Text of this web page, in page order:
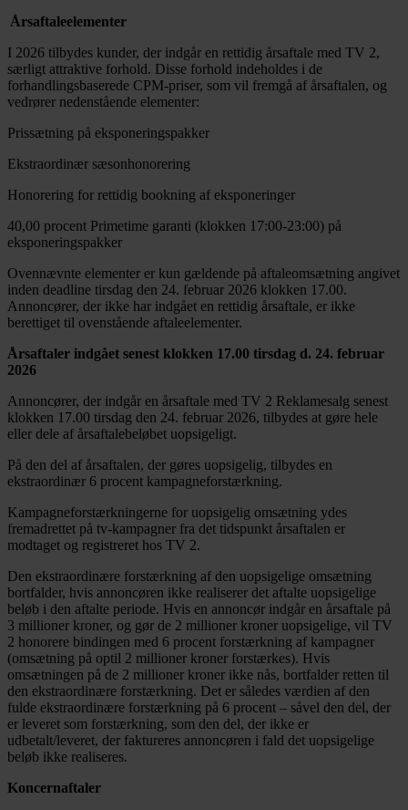
Årsaftaleelementer
I 2026 tilbydes kunder, der indgår en rettidig årsaftale med TV 2,
særligt attraktive forhold. Disse forhold indeholdes i de
forhandlingsbaserede CPM-priser, som vil fremgå af årsaftalen, og
vedrører nedenstående elementer:
Prissætning på eksponeringspakker
Ekstraordinær sæsonhonorering
Honorering for rettidig bookning af eksponeringer
40,00 procent Primetime garanti (klokken 17:00-23:00) på
eksponeringspakker
Ovennævnte elementer er kun gældende på aftaleomsætning angivet
inden deadline tirsdag den 24. februar 2026 klokken 17.00.
Annoncører, der ikke har indgået en rettidig årsaftale, er ikke
berettiget til ovenstående aftaleelementer.
Årsaftaler indgået senest klokken 17.00 tirsdag d. 24. februar
2026
Annoncører, der indgår en årsaftale med TV 2 Reklamesalg senest
klokken 17.00 tirsdag den 24. februar 2026, tilbydes at gøre hele
eller dele af årsaftalebeløbet uopsigeligt.
På den del af årsaftalen, der gøres uopsigelig, tilbydes en
ekstraordinær 6 procent kampagneforstærkning.
Kampagneforstærkningerne for uopsigelig omsætning ydes
fremadrettet på tv-kampagner fra det tidspunkt årsaftalen er
modtaget og registreret hos TV 2.
Den ekstraordinære forstærkning af den uopsigelige omsætning
bortfalder, hvis annoncøren ikke realiserer det aftalte uopsigelige
beløb i den aftalte periode. Hvis en annoncør indgår en årsaftale på
3 millioner kroner, og gør de 2 millioner kroner uopsigelige, vil TV
2 honorere bindingen med 6 procent forstærkning af kampagner
(omsætning på optil 2 millioner kroner forstærkes). Hvis
omsætningen på de 2 millioner kroner ikke nås, bortfalder retten til
den ekstraordinære forstærkning. Det er således værdien af den
fulde ekstraordinære forstærkning på 6 procent – såvel den del, der
er leveret som forstærkning, som den del, der ikke er
udbetalt/leveret, der faktureres annoncøren i fald det uopsigelige
beløb ikke realiseres.
Koncernaftaler